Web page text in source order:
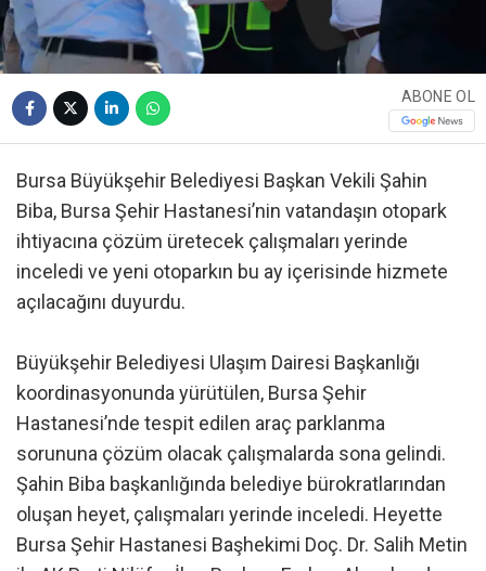
ABONE OL
Bursa Büyükşehir Belediyesi Başkan Vekili Şahin
Biba, Bursa Şehir Hastanesi’nin vatandaşın otopark
ihtiyacına çözüm üretecek çalışmaları yerinde
inceledi ve yeni otoparkın bu ay içerisinde hizmete
açılacağını duyurdu.
Büyükşehir Belediyesi Ulaşım Dairesi Başkanlığı
koordinasyonunda yürütülen, Bursa Şehir
Hastanesi’nde tespit edilen araç parklanma
sorununa çözüm olacak çalışmalarda sona gelindi.
Şahin Biba başkanlığında belediye bürokratlarından
oluşan heyet, çalışmaları yerinde inceledi. Heyette
Bursa Şehir Hastanesi Başhekimi Doç. Dr. Salih Metin